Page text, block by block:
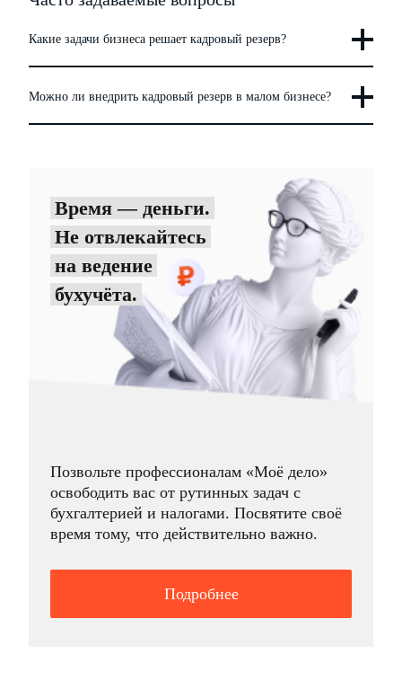
Какие задачи бизнеса решает кадровый резерв?
Можно ли внедрить кадровый резерв в малом бизнесе?
Время — деньги.
Не отвлекайтесь
на ведение
бухучёта.
Позвольте профессионалам «Моё дело»
освободить вас от рутинных задач с
бухгалтерией и налогами. Посвятите своё
время тому, что действительно важно.
Подробнее